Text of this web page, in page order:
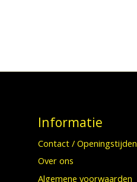
Informatie
Contact / Openingstijden
Over ons
Algemene voorwaarden